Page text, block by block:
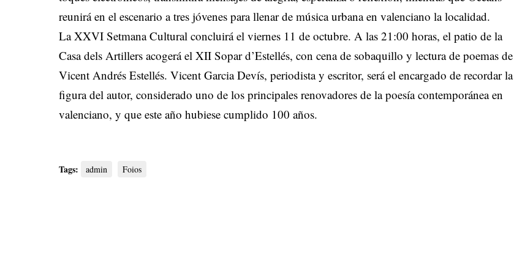
reunirá en el escenario a tres jóvenes para llenar de música urbana en valenciano la localidad.
La XXVI Setmana Cultural concluirá el viernes 11 de octubre. A las 21:00 horas, el patio de la
Casa dels Artillers acogerá el XII Sopar d’Estellés, con cena de sobaquillo y lectura de poemas de
Vicent Andrés Estellés. Vicent Garcia Devís, periodista y escritor, será el encargado de recordar la
figura del autor, considerado uno de los principales renovadores de la poesía contemporánea en
valenciano, y que este año hubiese cumplido 100 años.
Tags: admin Foios